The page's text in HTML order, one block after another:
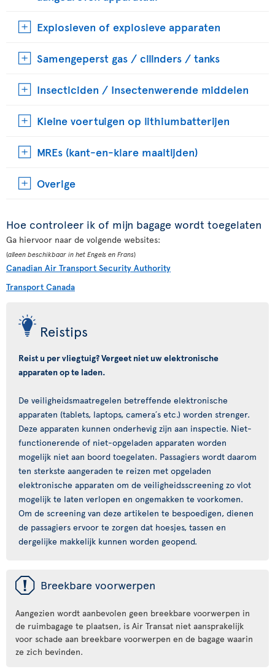
Explosieven of explosieve apparaten
Samengeperst gas / cilinders / tanks
Insecticiden / Insectenwerende middelen
Kleine voertuigen op lithiumbatterijen
MREs (kant-en-klare maaltijden)
Overige
Hoe controleer ik of mijn bagage wordt toegelaten
Ga hiervoor naar de volgende websites:
(alleen beschikbaar in het Engels en Frans)
Canadian Air Transport Security Authority
Transport Canada
Reistips
Reist u per vliegtuig? Vergeet niet uw elektronische
apparaten op te laden.
De veiligheidsmaatregelen betreffende elektronische
apparaten (tablets, laptops, camera´s etc.) worden strenger.
Deze apparaten kunnen onderhevig zijn aan inspectie. Niet-
functionerende of niet-opgeladen apparaten worden
mogelijk niet aan boord toegelaten. Passagiers wordt daarom
ten sterkste aangeraden te reizen met opgeladen
elektronische apparaten om de veiligheidsscreening zo vlot
mogelijk te laten verlopen en ongemakken te voorkomen.
Om de screening van deze artikelen te bespoedigen, dienen
de passagiers ervoor te zorgen dat hoesjes, tassen en
dergelijke makkelijk kunnen worden geopend.
ü Breekbare voorwerpen
Aangezien wordt aanbevolen geen breekbare voorwerpen in
de ruimbagage te plaatsen, is Air Transat niet aansprakelijk
voor schade aan breekbare voorwerpen en de bagage waarin
ze zich bevinden.